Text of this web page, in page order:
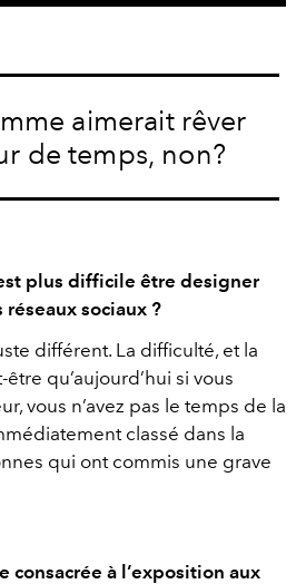
aimerait rêver
de temps, non?
plus difficile être designer
réseaux sociaux ?
différent. La difficulté, et la
qu’aujourd’hui si vous
vous n’avez pas le temps de la
classé dans la
qui ont commis une grave
consacrée à l’exposition aux